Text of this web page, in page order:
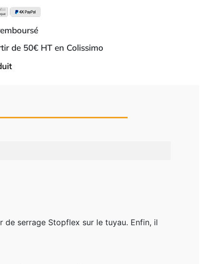
de 50€ HT en Colissimo
serrage Stopflex sur le tuyau. Enfin, il